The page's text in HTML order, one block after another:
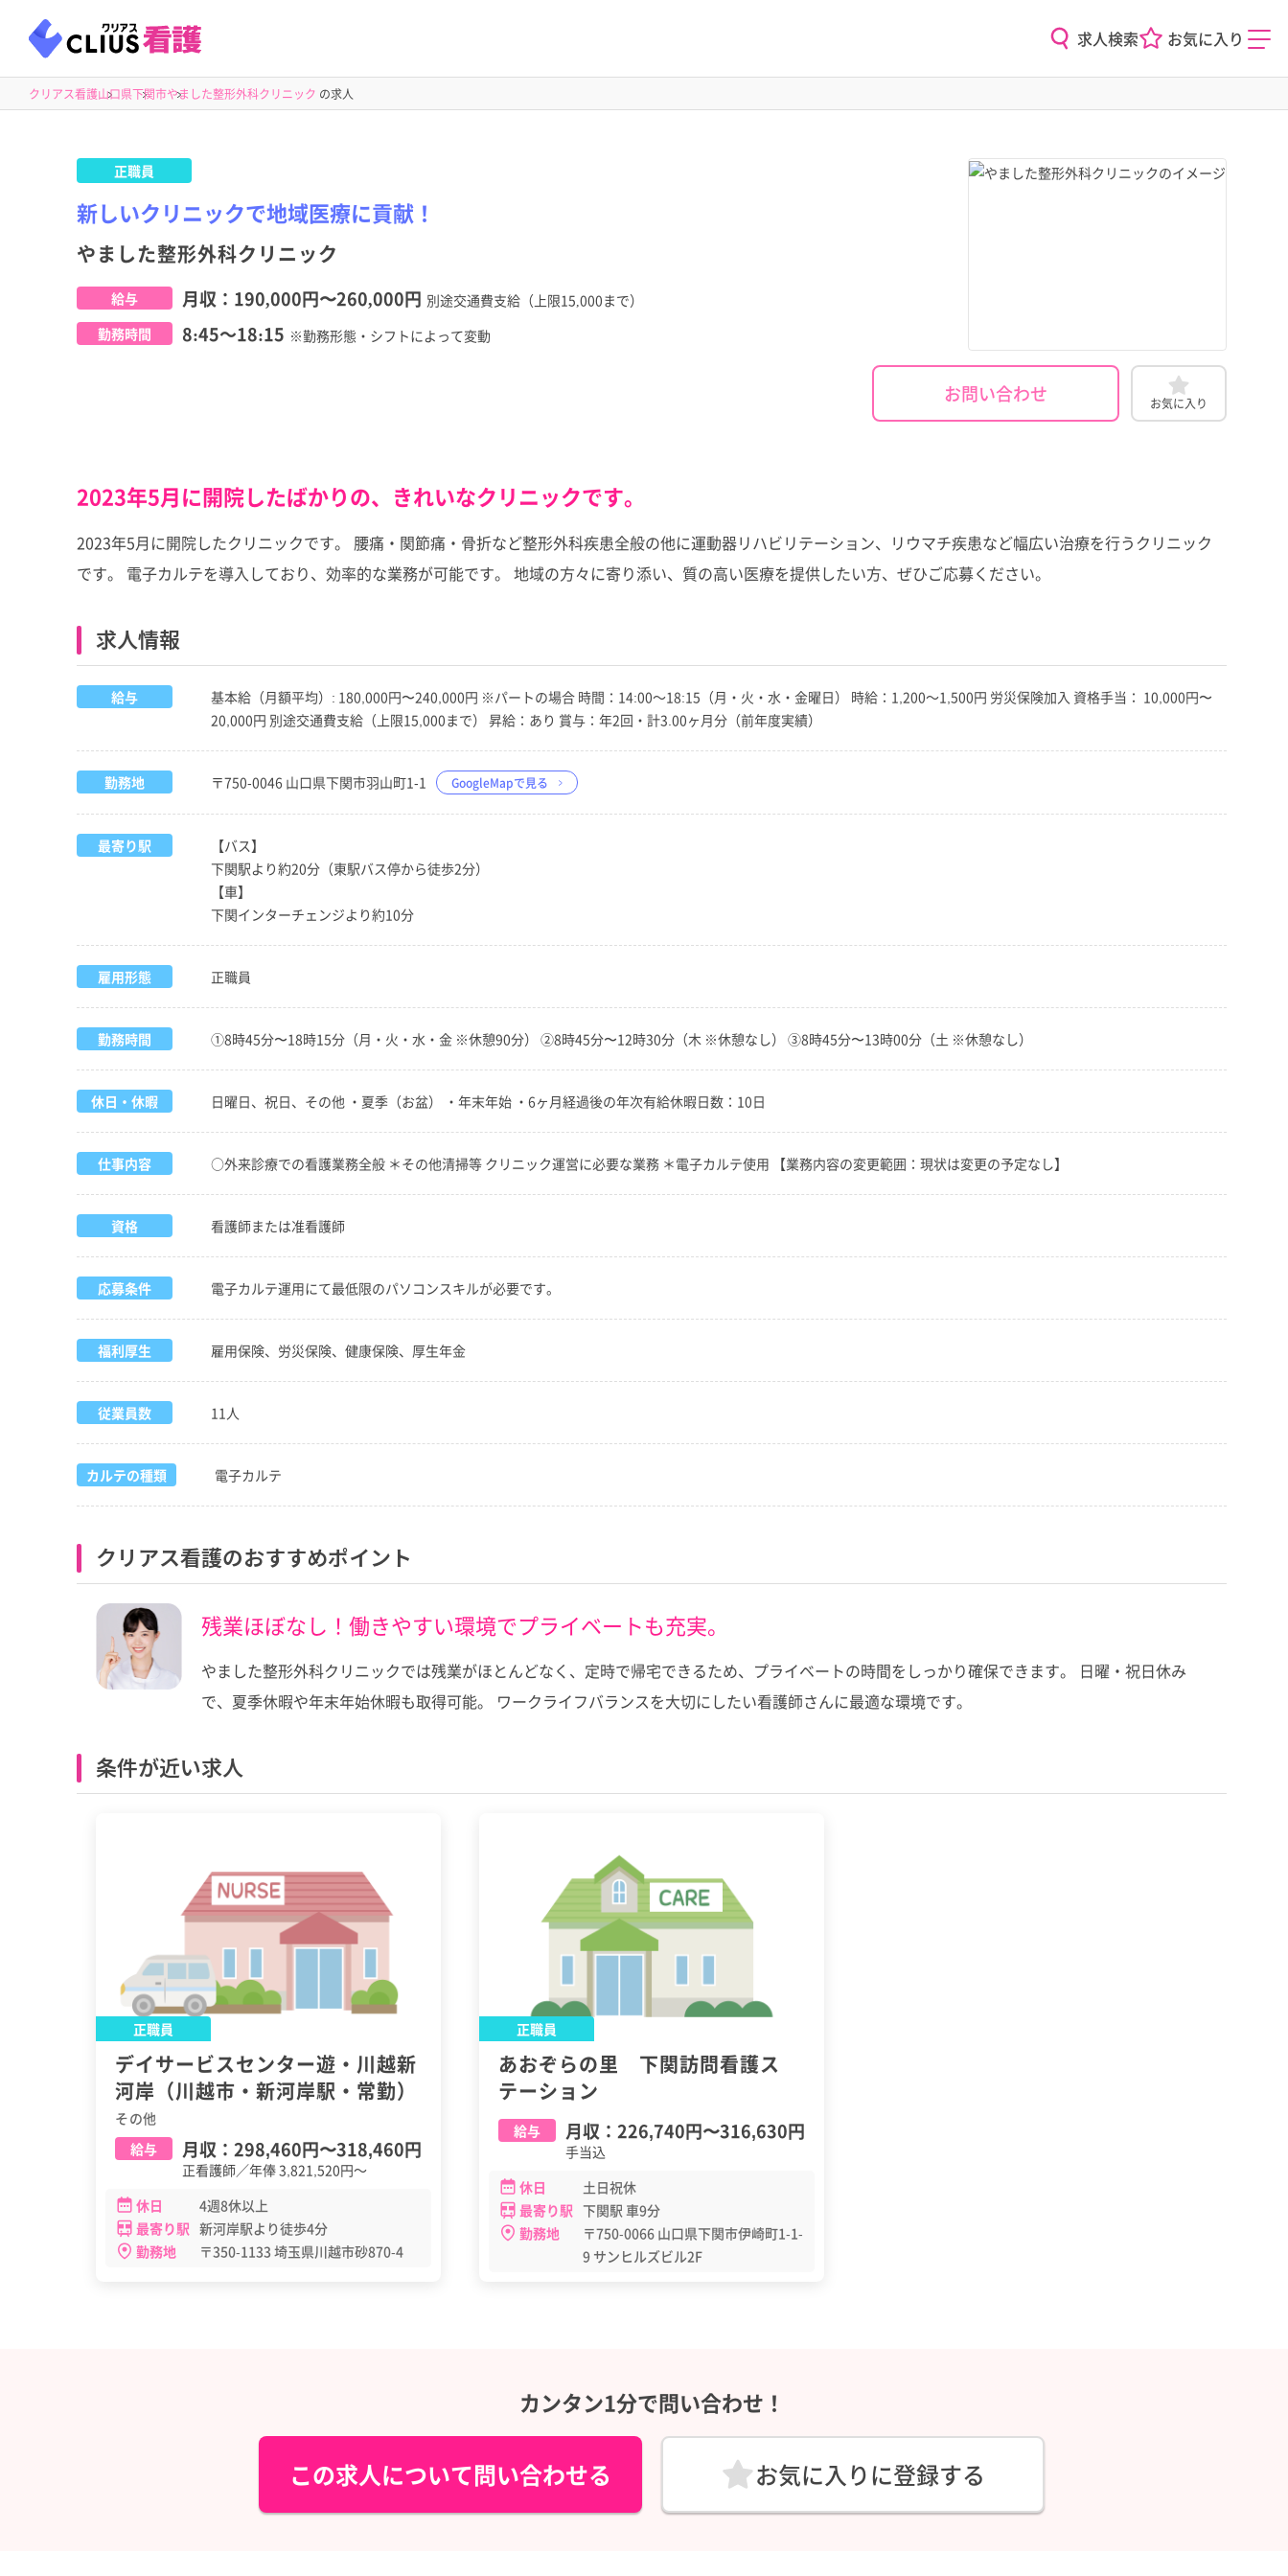
求人検索 お気に入り
クリアス看護山口県下関市やました整形外科クリニック の求人
正職員
新しいクリニックで地域医療に貢献！
やました整形外科クリニック
お問い合わせ お気に入り
給与 月収： 190,000円〜260,000円 別途交通費支給（上限15,000まで）
勤務時間
8:45～18:15 ※勤務形態・シフトによって変動
2023年5月に開院したばかりの、きれいなクリニックです。
2023年5月に開院したクリニックです。 腰痛・関節痛・骨折など整形外科疾患全般の他に運動器リハビリテーション、リウマチ疾患など幅広い治療を行うクリニック
です。 電子カルテを導入しており、効率的な業務が可能です。 地域の方々に寄り添い、質の高い医療を提供したい方、ぜひご応募ください。
求人情報
給与
基本給（月額平均）: 180,000円〜240,000円 ※パートの場合 時間：14:00～18:15（月・火・水・金曜日） 時給：1,200～1,500円 労災保険加入 資格手当： 10,000円〜
20,000円 別途交通費支給（上限15,000まで） 昇給：あり 賞与：年2回・計3.00ヶ月分（前年度実績）
勤務地 〒750-0046 山口県下関市羽山町1-1 GoogleMapで見る
最寄り駅
【バス】
下関駅より約20分（東駅バス停から徒歩2分）
【車】
下関インターチェンジより約10分
雇用形態 正職員
勤務時間 ①8時45分〜18時15分（月・火・水・金 ※休憩90分） ②8時45分〜12時30分（木 ※休憩なし） ③8時45分〜13時00分（土 ※休憩なし）
休日・休暇 日曜日、祝日、その他 ・夏季（お盆） ・年末年始 ・6ヶ月経過後の年次有給休暇日数：10日
仕事内容 ○外来診療での看護業務全般 ＊その他清掃等 クリニック運営に必要な業務 ＊電子カルテ使用 【業務内容の変更範囲：現状は変更の予定なし】
資格 看護師または准看護師
応募条件 電子カルテ運用にて最低限のパソコンスキルが必要です。
福利厚生 雇用保険、労災保険、健康保険、厚生年金
従業員数 11人
カルテの種類 電子カルテ
クリアス看護のおすすめポイント
残業ほぼなし！働きやすい環境でプライベートも充実。
やました整形外科クリニックでは残業がほとんどなく、定時で帰宅できるため、プライベートの時間をしっかり確保できます。 日曜・祝日休み
で、夏季休暇や年末年始休暇も取得可能。 ワークライフバランスを大切にしたい看護師さんに最適な環境です。
条件が近い求人
正職員
デイサービスセンター遊・川越新
河岸（川越市・新河岸駅・常勤）
その他
給与
月収： 298,460円〜318,460円
正看護師／年俸 3,821,520円～
休日
4週8休以上
最寄り駅 新河岸駅より徒歩4分
勤務地
〒350-1133 埼玉県川越市砂870-4
正職員
あおぞらの里 下関訪問看護ス
テーション
給与 月収： 226,740円〜316,630円
手当込
休日
土日祝休
最寄り駅 下関駅 車9分
勤務地
〒750-0066 山口県下関市伊崎町1-1-
9 サンヒルズビル2F
カンタン1分で問い合わせ！
この求人について問い合わせる お気に入りに登録する